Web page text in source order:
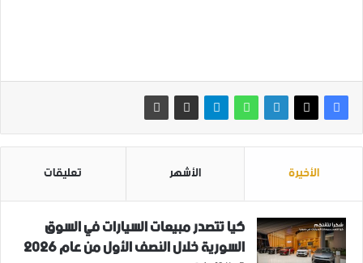
الأخيرة الأشهر تعليقات
كيا تتصدر مبيعات السيارات في السوق
السورية خلال النصف الأول من عام 2026